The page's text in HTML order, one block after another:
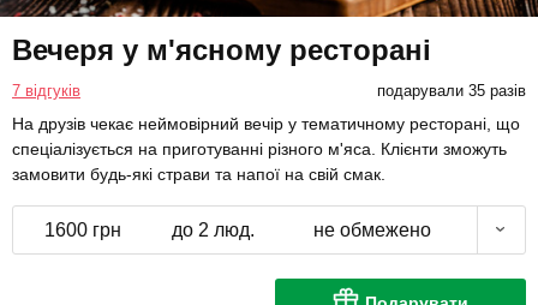
Вечеря у м'ясному ресторані
7 відгуків подарували 35 разів
На друзів чекає неймовірний вечір у тематичному ресторані, що
спеціалізується на приготуванні різного м'яса. Клієнти зможуть
замовити будь-які страви та напої на свій смак.
1600 грн до 2 люд. не обмежено